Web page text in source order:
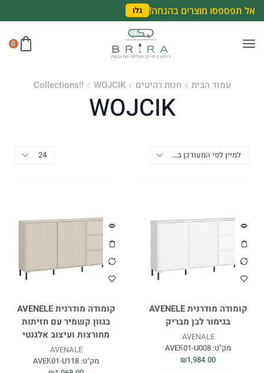
אל תפספסו מוצרים בהנחה! גלו
0
עמוד הבית חנות רהיטים Collections!! WOJCIK
WOJCIK
קומודה מודרנית AVENELE
בגימור לבן מבריק
AVENALE
מק"ט: AVEК01-U008
₪1,984.00
קומודה מודרנית AVENELE
בגוון קשמיר עם חזיתות
מחורצות ועיצוב אלגנטי
AVENALE
מק"ט: AVEК01-U118